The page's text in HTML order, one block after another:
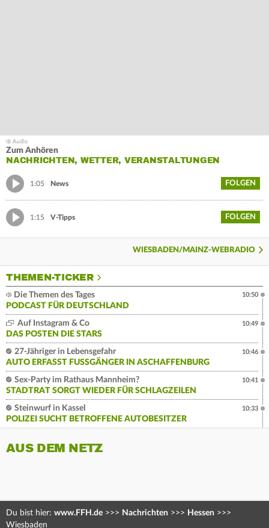
Zum Anhören
NACHRICHTEN, WETTER, VERANSTALTUNGEN
1:05 News FOLGEN
1:15 V-Tipps FOLGEN
WIESBADEN/MAINZ-WEBRADIO
THEMEN-TICKER
Die Themen des Tages
PODCAST FÜR DEUTSCHLAND
10:50
Auf Instagram & Co
DAS POSTEN DIE STARS
10:49
27-Jähriger in Lebensgefahr
AUTO ERFASST FUSSGÄNGER IN ASCHAFFENBURG
10:46
Sex-Party im Rathaus Mannheim?
STADTRAT SORGT WIEDER FÜR SCHLAGZEILEN
10:41
Steinwurf in Kassel
POLIZEI SUCHT BETROFFENE AUTOBESITZER
10:33
AUS DEM NETZ
Du bist hier: www.FFH.de >>> Nachrichten >>> Hessen >>>
Wiesbaden